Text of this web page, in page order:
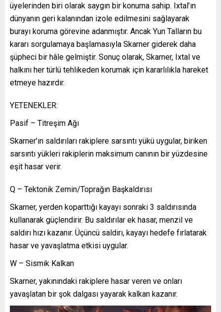
üyelerinden biri olarak saygın bir konuma sahip. Ixtal’ın
dünyanın geri kalanından izole edilmesini sağlayarak
burayı koruma görevine adanmıştır. Ancak Yun Talların bu
kararı sorgulamaya başlamasıyla Skarner giderek daha
şüpheci bir hâle gelmiştir. Sonuç olarak, Skarner, Ixtal ve
halkını her türlü tehlikeden korumak için kararlılıkla hareket
etmeye hazırdır.
YETENEKLER:
Pasif – Titreşim Ağı
Skarner’ın saldırıları rakiplere sarsıntı yükü uygular, biriken
sarsıntı yükleri rakiplerin maksimum canının bir yüzdesine
eşit hasar verir.
Q – Tektonik Zemin/Toprağın Başkaldırısı
Skarner, yerden koparttığı kayayı sonraki 3 saldırısında
kullanarak güçlendirir. Bu saldırılar ek hasar, menzil ve
saldırı hızı kazanır. Üçüncü saldırı, kayayı hedefe fırlatarak
hasar ve yavaşlatma etkisi uygular.
W – Sismik Kalkan
Skarner, yakınındaki rakiplere hasar veren ve onları
yavaşlatan bir şok dalgası yayarak kalkan kazanır.